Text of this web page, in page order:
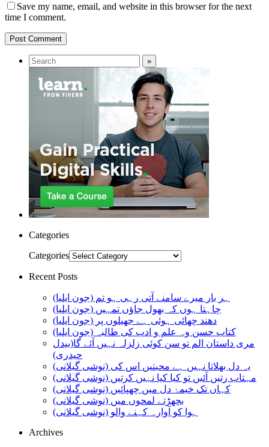
Save my name, email, and website in this browser for the next
time I comment.
Categories
Categories
Recent Posts
ہر بار میرے سامنے آتی رہی ہو تم (جون ایلیا)
چاہتا ہوں کہ بھول جاؤں تمہیں (جون ایلیا)
دھند چھائی ہوئی ہے جھیلوں پر (جون ایلیا)
کتاب حسن وہ علم و ادب کی طالبہ (جون ایلیا)
مری داستان الم تو سن کوئی زلزلہ نہیں آئے گا(بیدل
حیدری)
یہ دل بھلاتا نہیں ہے محبتیں اس کی (نوشی گیلانی)
مہتاب رتیں آئیں تو کیا کیا نہیں کرتیں (نوشی گیلانی)
کہاں تک خیمۂ دل میں چھپائیں (نوشی گیلانی)
بچھڑتے لمحوں میں (نوشی گیلانی)
ہوا کو آوارہ کہنے والو (نوشی گیلانی)
Archives